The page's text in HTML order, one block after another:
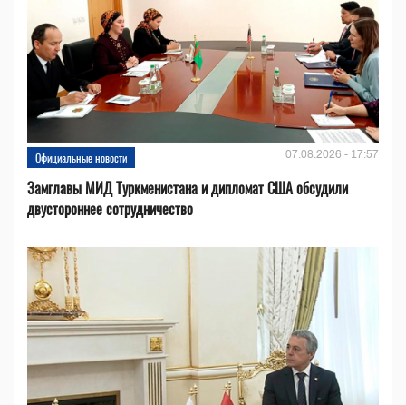
Официальные новости 07.08.2026 - 17:57
Замглавы МИД Туркменистана и дипломат США обсудили
двустороннее сотрудничество